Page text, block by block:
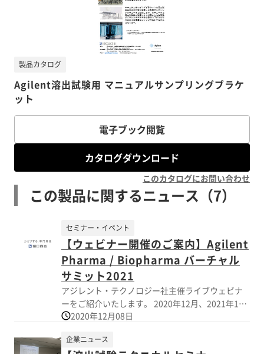
Agilent溶出試験用 マニュアルサンプリングブラケ
ット
製品カタログ
電子ブック閲覧
カタログダウンロード
このカタログにお問い合わせ
この製品に関するニュース（7）
【ウェビナー開催のご案内】Agilent
Pharma / Biopharma バーチャル
サミット2021
セミナー・イベント
アジレント・テクノロジー社主催ライブウェビナ
ーをご紹介いたします。 2020年12月、2021年1
月・2月の3回にわたり、低分子医薬品からバイオ
開催されます。 12月は「低分子医薬と核酸医薬
2020年12月08日
企業ニュース